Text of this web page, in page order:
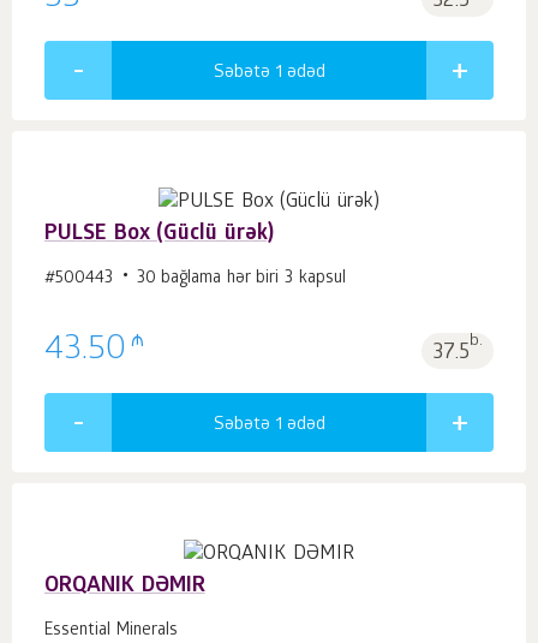
Səbətə 1 ədəd
PULSE Box (Güclü ürək)
#500443 30 bağlama hər biri 3 kapsul
43.50 ₼ 37.5b.
Səbətə 1 ədəd
ORQANIK DƏMIR
Essential Minerals